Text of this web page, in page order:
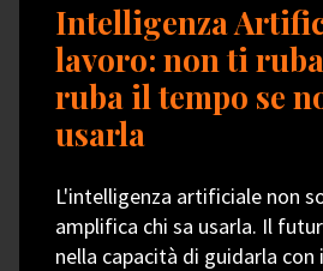
Intelligenza
lavoro: non ti
ruba il tempo se
usarla
L'intelligenza artificiale non
amplifica chi sa usarla. Il
nella capacità di guidarla con